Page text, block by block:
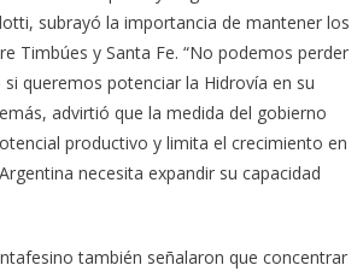
subrayó la importancia de mantener los
Timbúes y Santa Fe. “No podemos perder
queremos potenciar la Hidrovía en su
advirtió que la medida del gobierno
productivo y limita el crecimiento en
necesita expandir su capacidad
también señalaron que concentrar